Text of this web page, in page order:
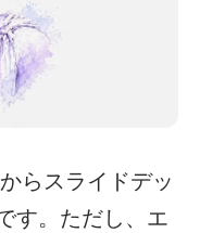
らスライドデッ
す。ただし、エ